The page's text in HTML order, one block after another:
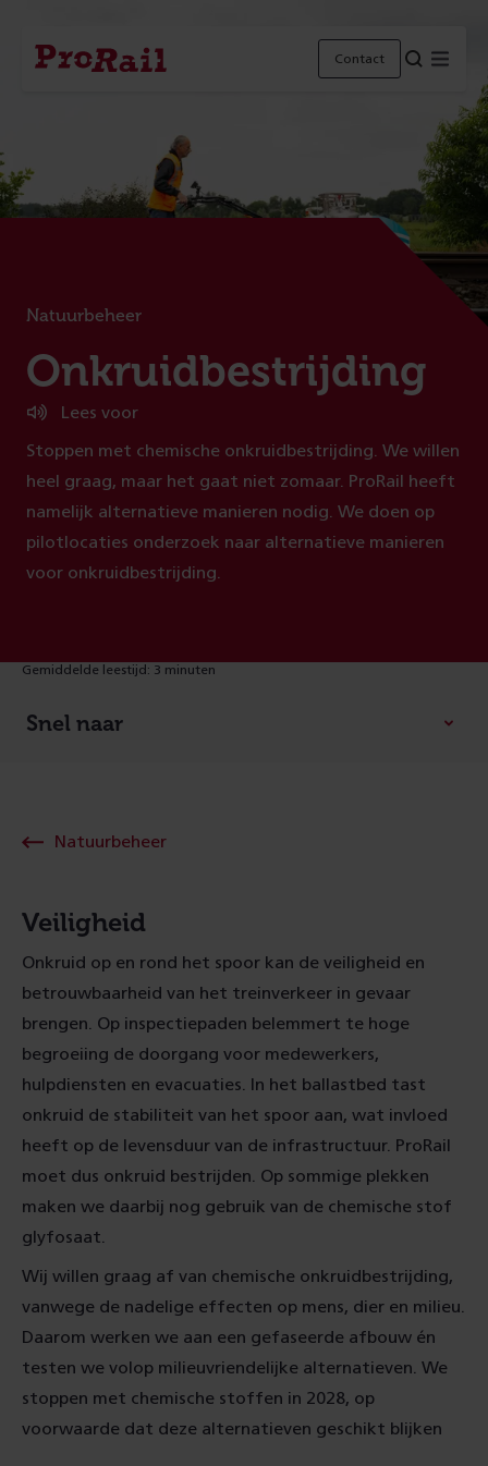
Navigatie
Homepage Contact
Natuurbeheer
:
Onkruidbestrijding
Lees voor
Stoppen met chemische onkruidbestrijding. We willen
heel graag, maar het gaat niet zomaar. ProRail heeft
namelijk alternatieve manieren nodig. We doen op
pilotlocaties onderzoek naar alternatieve manieren
voor onkruidbestrijding.
Gemiddelde leestijd: 3 minuten
Snel naar
Natuurbeheer
Veiligheid
Onkruid op en rond het spoor kan de veiligheid en
betrouwbaarheid van het treinverkeer in gevaar
brengen. Op inspectiepaden belemmert te hoge
begroeiing de doorgang voor medewerkers,
hulpdiensten en evacuaties. In het ballastbed tast
onkruid de stabiliteit van het spoor aan, wat invloed
heeft op de levensduur van de infrastructuur. ProRail
moet dus onkruid bestrijden. Op sommige plekken
maken we daarbij nog gebruik van de chemische stof
glyfosaat.
Wij willen graag af van chemische onkruidbestrijding,
vanwege de nadelige effecten op mens, dier en milieu.
Daarom werken we aan een gefaseerde afbouw én
testen we volop milieuvriendelijke alternatieven. We
stoppen met chemische stoffen in 2028, op
voorwaarde dat deze alternatieven geschikt blijken